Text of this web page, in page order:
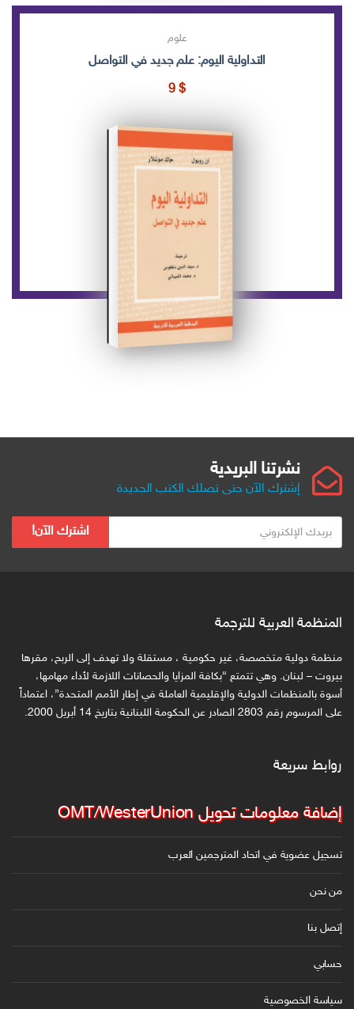
علوم
التداولية اليوم: علم جديد في التواصل
9 $
نشرتنا البريدية
إشترك الآن حتى تصلك الكتب الجديدة
ر
ا
ا
ل
ك
ت
ن
اشترك الآن!
المنظمة العربية للترجمة
منظمة دولية متخصصة، غير حكومية ، مستقلة ولا تهدف إلى الربح، مقرها
بيروت – لبنان. وهي تتمتع “بكافة المزايا والحصانات اللازمة لأداء مهامها،
أسوة بالمنظمات الدولية والإقليمية العاملة في إطار الأمم المتحدة”، اعتماداً
على المرسوم رقم 2803 الصادر عن الحكومة اللبنانية بتاريخ 14 أبريل 2000.
روابط سريعة
إضافة معلومات تحويل OMT/WesterUnion
تسجيل عضوية في اتحاد المترجمين العرب
من نحن
إتصل بنا
حسابي
سياسة الخصوصية